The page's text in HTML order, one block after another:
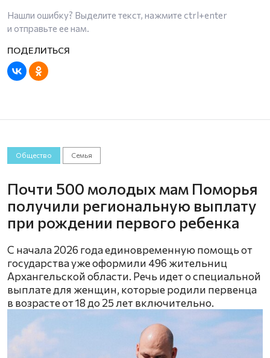
Нашли ошибку? Выделите текст, нажмите ctrl+enter
и отправьте ее нам.
Общество Семья
Почти 500 молодых мам Поморья
получили региональную выплату
при рождении первого ребенка
С начала 2026 года единовременную помощь от
государства уже оформили 496 жительниц
Архангельской области. Речь идет о специальной
выплате для женщин, которые родили первенца
в возрасте от 18 до 25 лет включительно.